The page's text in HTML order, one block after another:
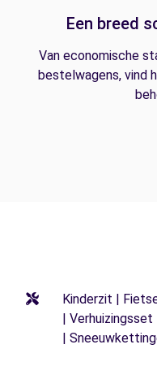
Een breed
Van economische
bestelwagens, vind
Kinderzit |
|
|